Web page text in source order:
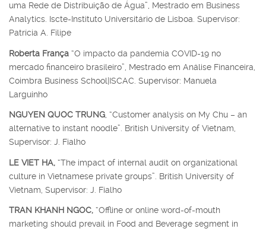
uma Rede de Distribuição de Água”, Mestrado em Business
Analytics. Iscte-Instituto Universitário de Lisboa. Supervisor:
Patrícia A. Filipe
Roberta França “O impacto da pandemia COVID-19 no
mercado financeiro brasileiro”, Mestrado em Análise Financeira,
Coimbra Business School|ISCAC. Supervisor: Manuela
Larguinho
NGUYEN QUOC TRUNG , “Customer analysis on My Chu – an
alternative to instant noodle”. British University of Vietnam,
Supervisor: J. Fialho
LE VIET HA, “The impact of internal audit on organizational
culture in Vietnamese private groups”. British University of
Vietnam, Supervisor: J. Fialho
TRAN KHANH NGOC, “Offline or online word-of-mouth
marketing should prevail in Food and Beverage segment in